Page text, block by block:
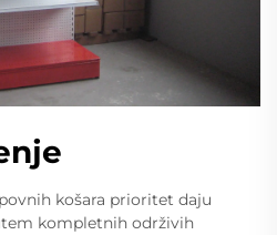
košara prioritet daju
kompletnih održivih